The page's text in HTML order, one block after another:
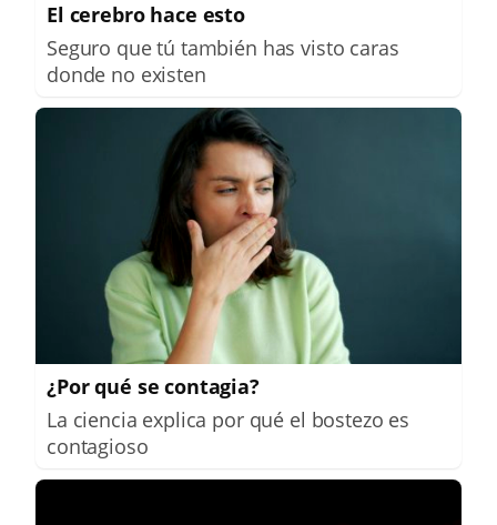
El cerebro hace esto
Seguro que tú también has visto caras
donde no existen
¿Por qué se contagia?
La ciencia explica por qué el bostezo es
contagioso